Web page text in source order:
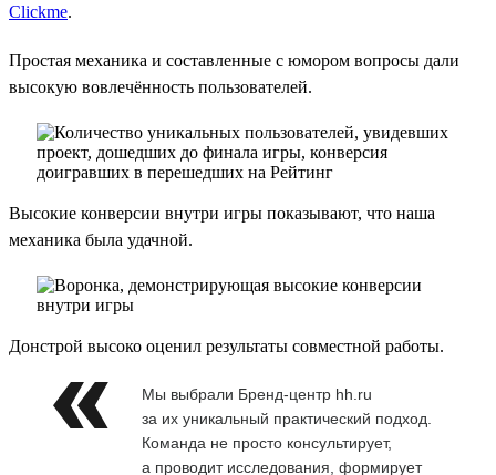
Clickme.
Простая механика и составленные с юмором вопросы дали
высокую вовлечённость пользователей.
Высокие конверсии внутри игры показывают, что наша
механика была удачной.
Донстрой высоко оценил результаты совместной работы.
Мы выбрали Бренд-центр hh.ru
за их уникальный практический подход.
Команда не просто консультирует,
а проводит исследования, формирует